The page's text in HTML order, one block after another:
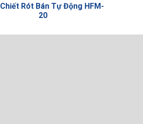
Rót Bán Tự Động HFM-
20